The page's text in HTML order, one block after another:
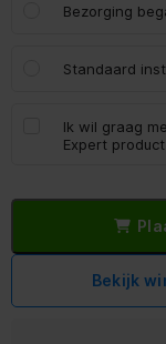
Bezorging
Standaard
Ik wil graag
Expert
Bekijk